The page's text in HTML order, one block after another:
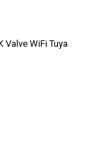
WiFi Tuya